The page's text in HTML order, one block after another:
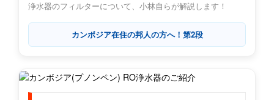
浄水器のフィルターについて、小林自らが解説します！
カンボジア在住の邦人の方へ！第2段